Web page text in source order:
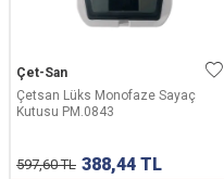
Çet-San
Çetsan Lüks Monofaze Sayaç
Kutusu PM.0843
597,60TL 388,44 TL